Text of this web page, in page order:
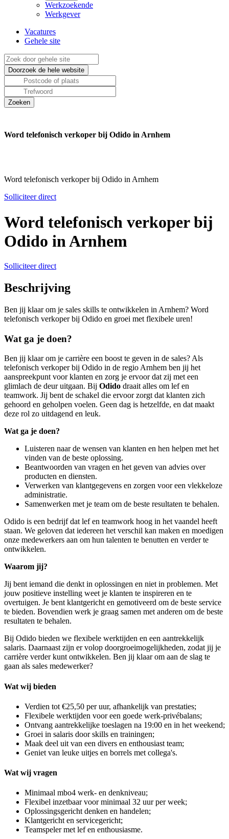
Werkzoekende
Werkgever
Vacatures
Gehele site
Word telefonisch verkoper bij Odido in Arnhem
Word telefonisch verkoper bij Odido in Arnhem
Solliciteer direct
Word telefonisch verkoper bij
Odido in Arnhem
Solliciteer direct
Beschrijving
Ben jij klaar om je sales skills te ontwikkelen in Arnhem? Word
telefonisch verkoper bij Odido en groei met flexibele uren!
Wat ga je doen?
Ben jij klaar om je carrière een boost te geven in de sales? Als
telefonisch verkoper bij Odido in de regio Arnhem ben jij het
aanspreekpunt voor klanten en zorg je ervoor dat zij met een
glimlach de deur uitgaan. Bij Odido draait alles om lef en
teamwork. Jij bent de schakel die ervoor zorgt dat klanten zich
gehoord en geholpen voelen. Geen dag is hetzelfde, en dat maakt
deze rol zo uitdagend en leuk.
Wat ga je doen?
Luisteren naar de wensen van klanten en hen helpen met het
vinden van de beste oplossing.
Beantwoorden van vragen en het geven van advies over
producten en diensten.
Verwerken van klantgegevens en zorgen voor een vlekkeloze
administratie.
Samenwerken met je team om de beste resultaten te behalen.
Odido is een bedrijf dat lef en teamwork hoog in het vaandel heeft
staan. We geloven dat iedereen het verschil kan maken en moedigen
onze medewerkers aan om hun talenten te benutten en verder te
ontwikkelen.
Waarom jij?
Jij bent iemand die denkt in oplossingen en niet in problemen. Met
jouw positieve instelling weet je klanten te inspireren en te
overtuigen. Je bent klantgericht en gemotiveerd om de beste service
te bieden. Bovendien werk je graag samen met anderen om de beste
resultaten te behalen.
Bij Odido bieden we flexibele werktijden en een aantrekkelijk
salaris. Daarnaast zijn er volop doorgroeimogelijkheden, zodat jij je
carrière verder kunt ontwikkelen. Ben jij klaar om aan de slag te
gaan als sales medewerker?
Wat wij bieden
Verdien tot €25,50 per uur, afhankelijk van prestaties;
Flexibele werktijden voor een goede werk-privébalans;
Ontvang aantrekkelijke toeslagen na 19:00 en in het weekend;
Groei in salaris door skills en trainingen;
Maak deel uit van een divers en enthousiast team;
Geniet van leuke uitjes en borrels met collega's.
Wat wij vragen
Minimaal mbo4 werk- en denkniveau;
Flexibel inzetbaar voor minimaal 32 uur per week;
Oplossingsgericht denken en handelen;
Klantgericht en servicegericht;
Teamspeler met lef en enthousiasme.